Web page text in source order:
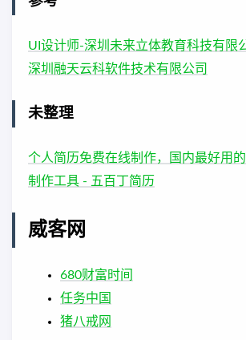
UI设计师-深圳未来立体教育科技有限
深圳融天云科软件技术有限公司
未整理
个人简历免费在线制作，国内最好用
制作工具 - 五百丁简历
威客网
680财富时间
任务中国
猪八戒网